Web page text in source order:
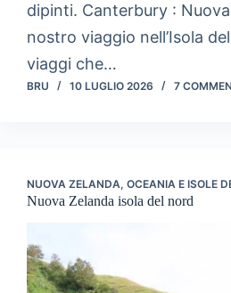
dipinti. Canterbury :
nostro viaggio nell’Isola
viaggi che…
BRU 10 LUGLIO 2026 7
NUOVA ZELANDA, OCEANIA E ISOLE
Nuova Zelanda isola del nord